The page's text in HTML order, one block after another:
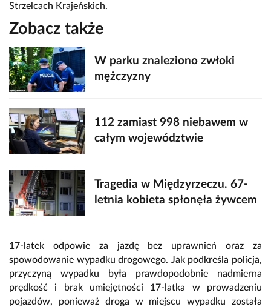
Strzelcach Krajeńskich.
Zobacz także
W parku znaleziono zwłoki
mężczyzny
112 zamiast 998 niebawem w
całym województwie
Tragedia w Międzyrzeczu. 67-
letnia kobieta spłonęła żywcem
17-latek odpowie za jazdę bez uprawnień oraz za
spowodowanie wypadku drogowego. Jak podkreśla policja,
przyczyną wypadku była prawdopodobnie nadmierna
prędkość i brak umiejętności 17-latka w prowadzeniu
pojazdów, ponieważ droga w miejscu wypadku została